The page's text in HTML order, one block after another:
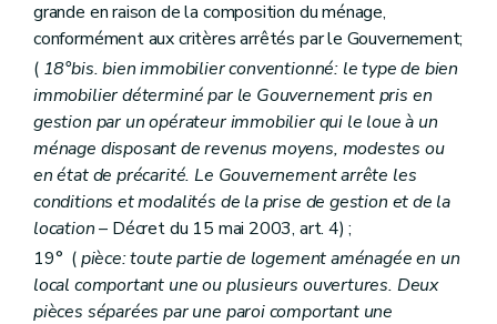
Section 4 De l'accès au logement
Art. 94
Section 5 Des ressources
Art. 95
Art. 96
Section 6 De la structure et du fonctionnement
Sous-section première De l'assemblée générale
Art. 97
Art. 97 bis
Sous-section 2 Du conseil d'administration
Art. 98
Art. 99
Art. 100
Art. 101
Art. 102
grande en raison de la composition du ménage,
conformément aux critères arrêtés par le Gouvernement;
( 18°bis. bien immobilier conventionné: le type de bien
immobilier déterminé par le Gouvernement pris en
gestion par un opérateur immobilier qui le loue à un
ménage disposant de revenus moyens, modestes ou
en état de précarité. Le Gouvernement arrête les
conditions et modalités de la prise de gestion et de la
location– Décret du 15 mai 2003, art. 4) ;
19° (pièce: toute partie de logement aménagée en un
local comportant une ou plusieurs ouvertures. Deux
pièces séparées par une paroi comportant une